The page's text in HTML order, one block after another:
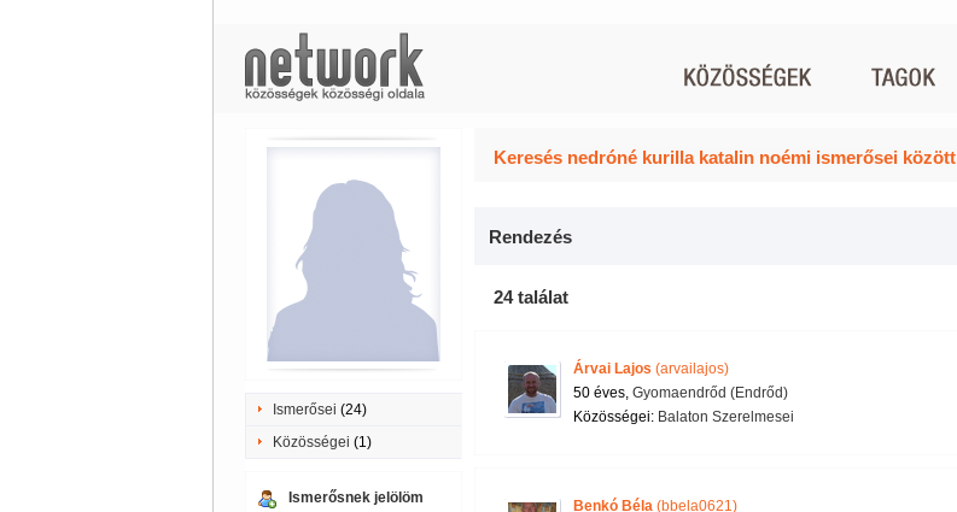
Ismerősei (24)
Közösségei (1)
Ismerősnek jelölöm
Keresés nedróné kurilla katalin noémi ismerősei között
Rendezés
24 találat
Árvai Lajos (arvailajos)
50 éves, Gyomaendrőd (Endrőd)
Közösségei: Balaton Szerelmesei
Benkó Béla(bbela0621)